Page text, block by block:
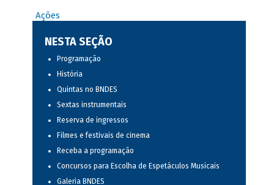
Ações
NESTA SEÇÃO
Programação
História
Quintas no BNDES
Sextas instrumentais
Reserva de ingressos
Filmes e festivais de cinema
Receba a programação
Concursos para Escolha de Espetáculos Musicais
Galeria BNDES